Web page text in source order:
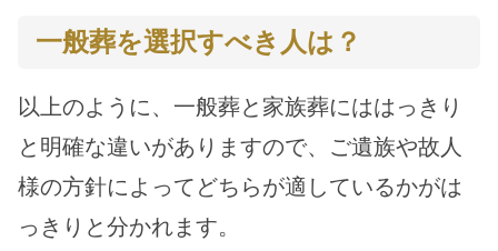
一般葬を選択すべき人は？
以上のように、一般葬と家族葬にははっきり
と明確な違いがありますので、ご遺族や故人
様の方針によってどちらが適しているかがは
っきりと分かれます。